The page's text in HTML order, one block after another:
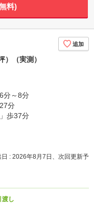
料)
）（実測）
分～8分
分
歩37分
: 2026年8月7日、次回更新予
渡し